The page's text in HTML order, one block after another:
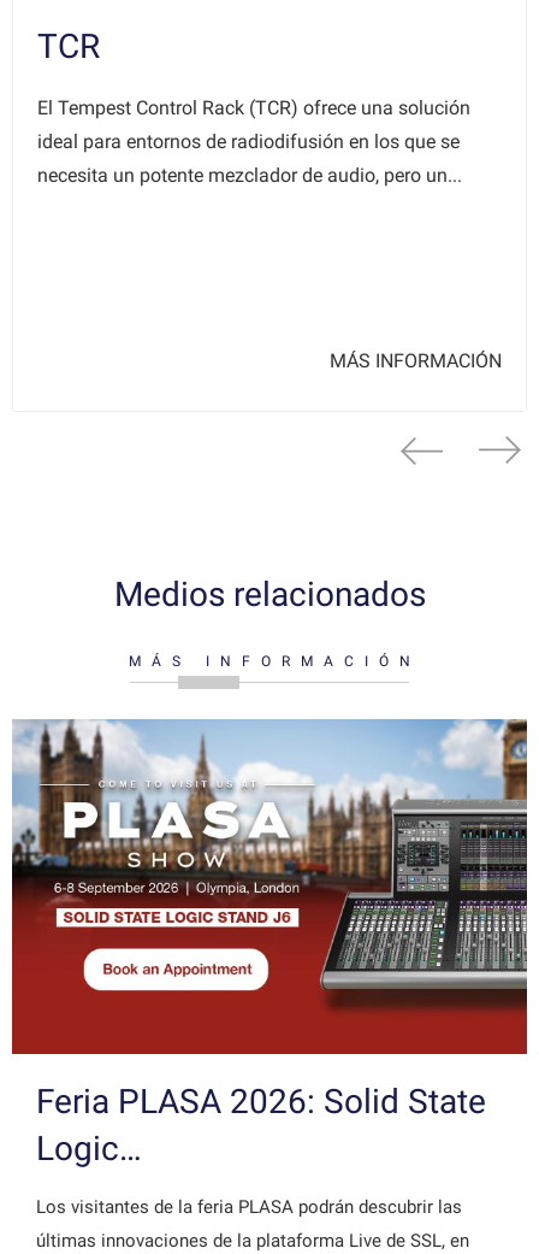
TCR
El Tempest Control Rack (TCR) ofrece una solución
ideal para entornos de radiodifusión en los que se
necesita un potente mezclador de audio, pero un...
MÁS INFORMACIÓN
Medios relacionados
MÁS INFORMACIÓN
Feria PLASA 2026: Solid State
Logic…
Los visitantes de la feria PLASA podrán descubrir las
últimas innovaciones de la plataforma Live de SSL, en